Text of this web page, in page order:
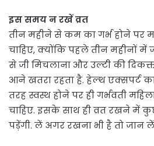
इस समय न रखें व्रत
तीन महीने से कम का गर्भ होने पर
चाह‍िए, क्योंकि पहले तीन महीनों में
से जी मिचलाना और उल्टी की
आने खतरा रहता है. हेल्‍थ एक्‍सपर्ट
तरह स्वस्थ होने पर ही गर्भवती
चाहिए. इसके साथ ही व्रत रखने में
पड़ेंगी. लें अगर रखना भी है तो जान